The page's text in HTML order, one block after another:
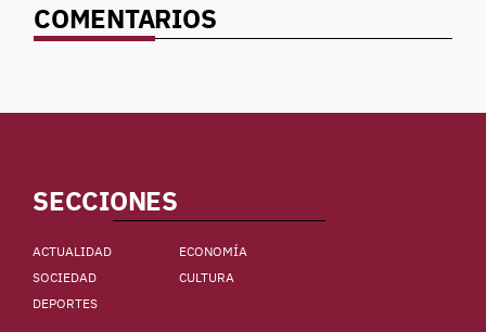
COMENTARIOS
SECCIONES
ACTUALIDAD
ECONOMÍA
SOCIEDAD
CULTURA
DEPORTES